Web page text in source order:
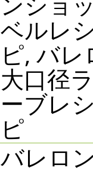
ベルレ
ピ, バ
大口径
ーブレ
ピ
バレロ